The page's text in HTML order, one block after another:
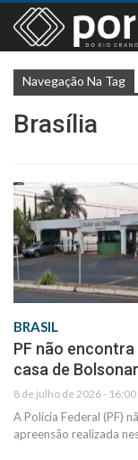
Navegação Na Tag
Brasília
BRASIL
PF não
casa de
8 de julho de 2026 - 16:00
A Polícia Federal (PF)
apreensão realizada